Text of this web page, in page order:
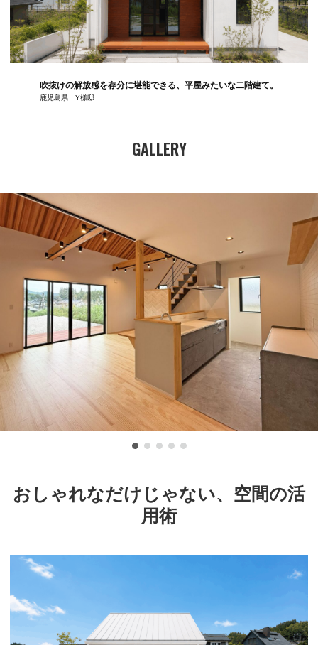
吹抜けの解放感を存分に堪能できる、平屋みたいな二階建て。
鹿児島県 Y様邸
GALLERY
おしゃれなだけじゃない、空間の活
用術